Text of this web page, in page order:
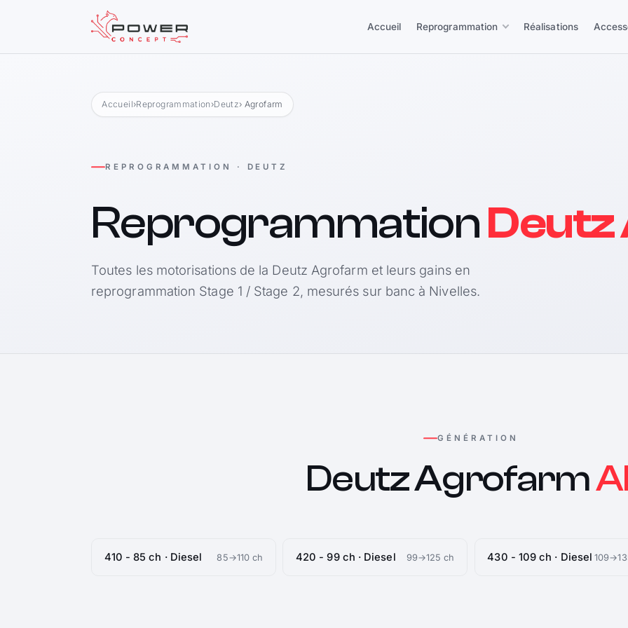
Accueil Reprogrammation Réalisations
Accueil›Reprogrammation ›Deutz› Agrofarm
REPROGRAMMATION · DEUTZ
Reprogrammation
Toutes les motorisations de la Deutz Agrofarm et leurs gains en
reprogrammation Stage 1 / Stage 2, mesurés sur banc à Nivelles.
GÉNÉRATION
Deutz Agrofarm
410 - 85 ch · Diesel 85→110 ch 420 - 99 ch · Diesel 99→125 ch 430 - 109 ch · Diesel